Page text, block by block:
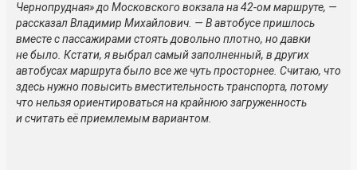
Чернопрудная» до Московского вокзала на 42-ом маршруте, —
рассказал Владимир Михайлович. — В автобусе пришлось
вместе с пассажирами стоять довольно плотно, но давки
не было. Кстати, я выбрал самый заполненный, в других
автобусах маршрута было все же чуть просторнее. Считаю, что
здесь нужно повысить вместительность транспорта, потому
что нельзя ориентироваться на крайнюю загруженность
и считать её приемлемым вариантом.